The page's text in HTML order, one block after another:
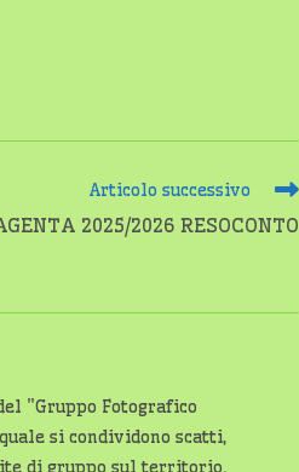
Articolo successivo
2025/2026 RESOCONTO
"Gruppo Fotografico
si condividono scatti,
di gruppo sul territorio.